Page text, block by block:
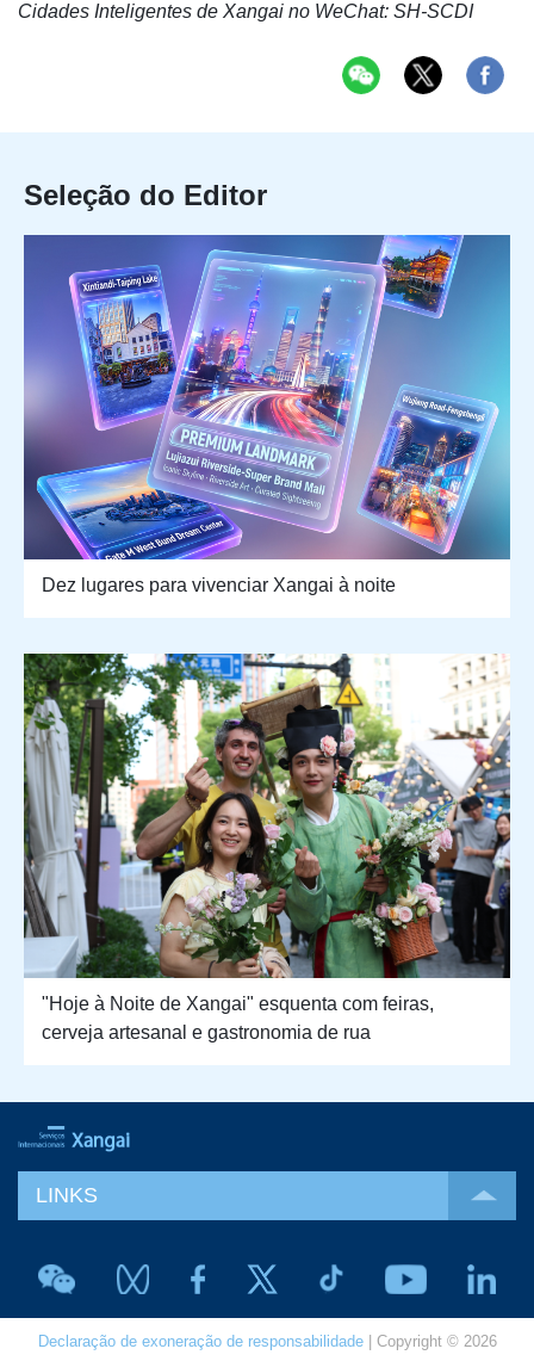
Cidades Inteligentes de Xangai no WeChat: SH-SCDI
Seleção do Editor
Dez lugares para vivenciar Xangai à noite
"Hoje à Noite de Xangai" esquenta com feiras,
cerveja artesanal e gastronomia de rua
LINKS
Declaração de exoneração de responsabilidade| Copyright © 2026